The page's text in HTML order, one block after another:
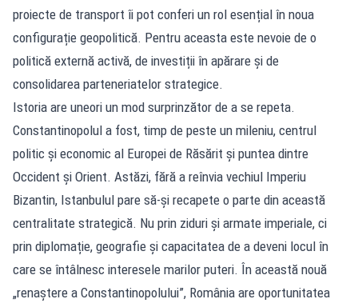
proiecte de transport îi pot conferi un rol esențial în noua
configurație geopolitică. Pentru aceasta este nevoie de o
politică externă activă, de investiții în apărare și de
consolidarea parteneriatelor strategice.
Istoria are uneori un mod surprinzător de a se repeta.
Constantinopolul a fost, timp de peste un mileniu, centrul
politic și economic al Europei de Răsărit și puntea dintre
Occident și Orient. Astăzi, fără a reînvia vechiul Imperiu
Bizantin, Istanbulul pare să-și recapete o parte din această
centralitate strategică. Nu prin ziduri și armate imperiale, ci
prin diplomație, geografie și capacitatea de a deveni locul în
care se întâlnesc interesele marilor puteri. În această nouă
„renaștere a Constantinopolului”, România are oportunitatea